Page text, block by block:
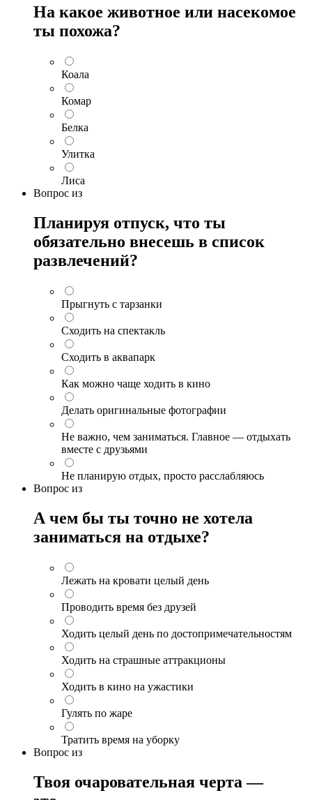
На какое животное или насекомое
ты похожа?
Коала
Комар
Белка
Улитка
Лиса
Вопрос из
Планируя отпуск, что ты
обязательно внесешь в список
развлечений?
Прыгнуть с тарзанки
Сходить на спектакль
Сходить в аквапарк
Как можно чаще ходить в кино
Делать оригинальные фотографии
Не важно, чем заниматься. Главное — отдыхать
вместе с друзьями
Не планирую отдых, просто расслабляюсь
Вопрос из
А чем бы ты точно не хотела
заниматься на отдыхе?
Лежать на кровати целый день
Проводить время без друзей
Ходить целый день по достопримечательностям
Ходить на страшные аттракционы
Ходить в кино на ужастики
Гулять по жаре
Тратить время на уборку
Вопрос из
Твоя очаровательная черта —